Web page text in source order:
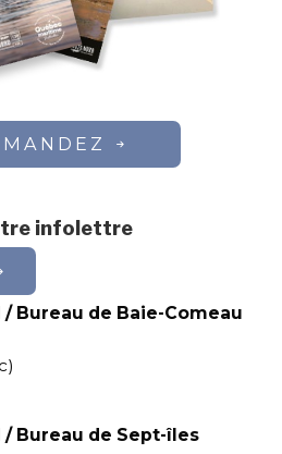
infolettre
Bureau de Baie-Comeau
Bureau de Sept-îles